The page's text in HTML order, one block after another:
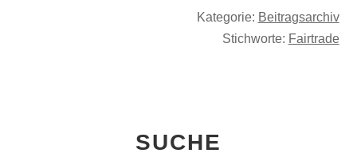
Kategorie: Beitragsarchiv
Stichworte: Fairtrade
SUCHE